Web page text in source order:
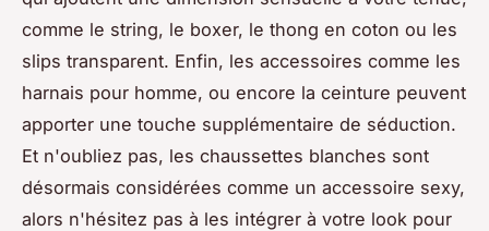
comme le string, le boxer, le thong en coton ou les
slips transparent. Enfin, les accessoires comme les
harnais pour homme, ou encore la ceinture peuvent
apporter une touche supplémentaire de séduction.
Et n'oubliez pas, les chaussettes blanches sont
désormais considérées comme un accessoire sexy,
alors n'hésitez pas à les intégrer à votre look pour